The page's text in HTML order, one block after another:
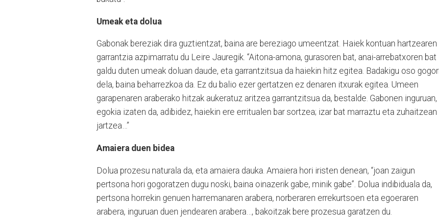
Umeak eta dolua
Gabonak bereziak dira guztientzat, baina are bereziago umeentzat. Haiek kontuan hartzearen
garrantzia azpimarratu du Leire Jauregik. “Aitona-amona, gurasoren bat, anai-arrebatxoren bat
galdu duten umeak doluan daude, eta garrantzitsua da haiekin hitz egitea. Badakigu oso
dela, baina beharrezkoa da. Ez du balio ezer gertatzen ez denaren itxurak egitea. Umeen
garapenaren araberako hitzak aukeratuz aritzea garrantzitsua da, bestalde. Gabonen inguruan,
egokia izaten da, adibidez, haiekin ere erritualen bar sortzea; izar bat marraztu eta zuhaitzean
jartzea…”
Amaiera duen bidea
Dolua prozesu naturala da, eta amaiera dauka. Amaiera hori iristen denean, “joan zaigun
pertsona hori gogoratzen dugu noski, baina oinazerik gabe, minik gabe”. Dolua indibiduala da,
pertsona horrekin genuen harremanaren arabera, norberaren errekurtsoen eta egoeraren
arabera, inguruan duen jendearen arabera…, bakoitzak bere prozesua garatzen du.